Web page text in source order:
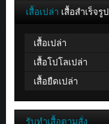
เสื้อเปล่า เสื้อสำเร็จรูป
เสื้อเปล่า
เสื้อโปโลเปล่า
เสื้อยืดเปล่า
รับทำเสื้อตามสั่ง